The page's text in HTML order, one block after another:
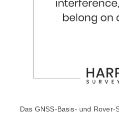
Das GNSS-Basis- und Rover-